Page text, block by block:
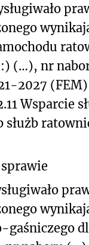
(…), nr
2027
Wsparcie
służb